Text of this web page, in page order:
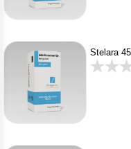
Stelara